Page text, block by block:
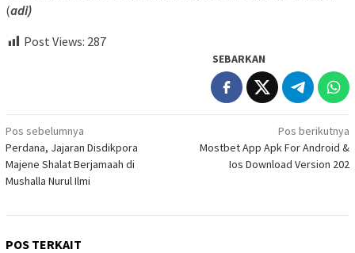
(adi)
Post Views: 287
SEBARKAN
Navigasi
pos
Pos sebelumnya
Perdana, Jajaran Disdikpora
Majene Shalat Berjamaah di
Mushalla Nurul Ilmi
Pos berikutnya
Mostbet App Apk For Android &
Ios Download Version 202
POS TERKAIT